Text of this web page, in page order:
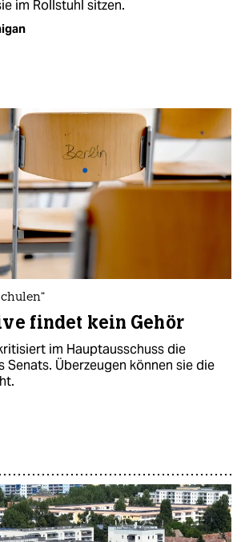
im Rollstuhl sitzen.
findet kein Gehör
im Hauptausschuss die
Senats. Überzeugen können sie die